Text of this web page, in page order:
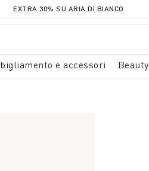
EXTRA 30% SU ARIA DI BIANCO
e accessori Beauty